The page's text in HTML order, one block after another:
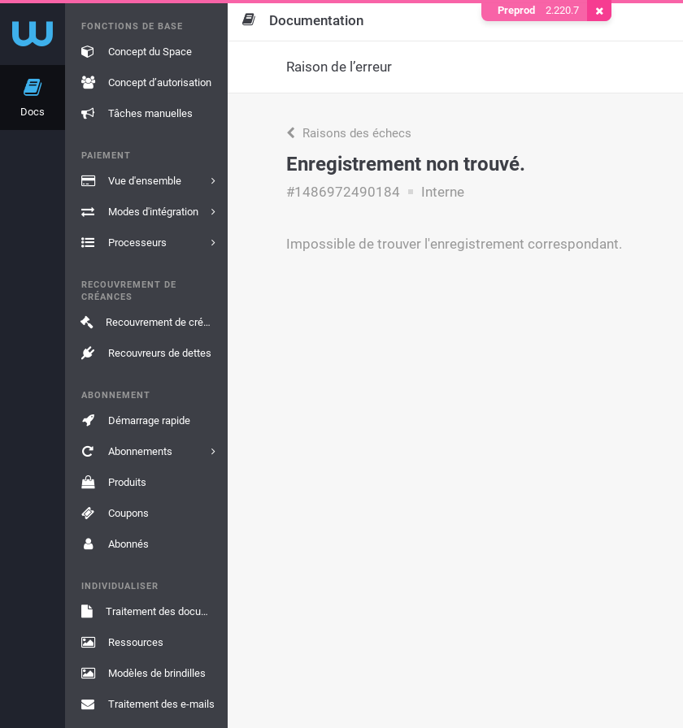
Docs
FONCTIONS DE BASE
Concept du Space
Concept d’autorisation
Tâches manuelles
PAIEMENT
Vue d'ensemble
Modes d'intégration
Processeurs
RECOUVREMENT DE
CRÉANCES
Recouvrement de créances
Recouvreurs de dettes
ABONNEMENT
Démarrage rapide
Abonnements
Produits
Coupons
Abonnés
INDIVIDUALISER
Traitement des documents
Ressources
Modèles de brindilles
Traitement des e-mails
Documentation
Raison de l’erreur
Raisons des échecs
Enregistrement non trouvé.
#1486972490184 Interne
Impossible de trouver l'enregistrement correspondant.
Preprod 2.220.7 Supprimer le cookie